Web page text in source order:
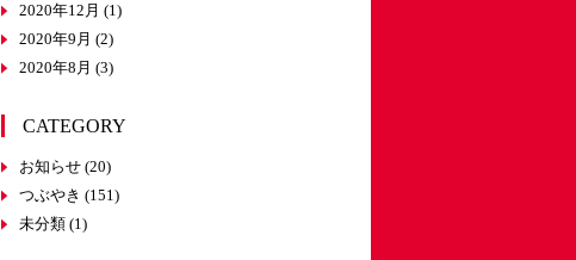
2020年12月 (1)
2020年9月 (2)
2020年8月 (3)
CATEGORY
お知らせ (20)
つぶやき (151)
未分類 (1)